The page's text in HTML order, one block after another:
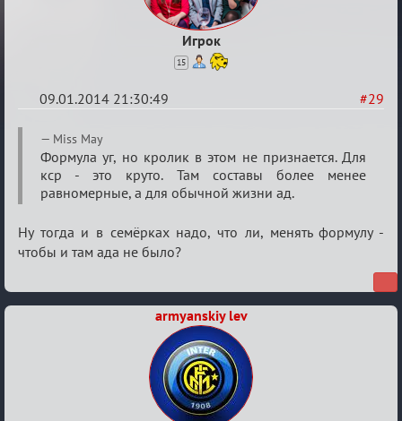
Игрок
15
#29
09.01.2014 21:30:49
Re:
VIP-
клуб,
сумрак,
партии
на
Miss May
Формула уг, но кролик в этом не признается. Для
кср - это круто. Там составы более менее
равномерные, а для обычной жизни ад.
Ну тогда и в семёрках надо, что ли, менять формулу -
чтобы и там ада не было?
armyanskiy lev